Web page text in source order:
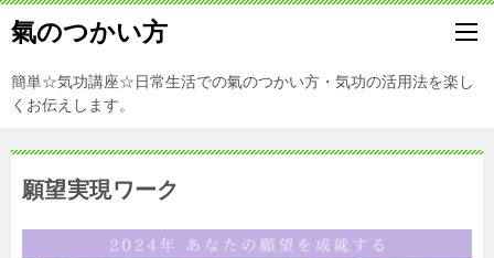
氣のつかい方
簡単☆気功講座☆日常生活での氣のつかい方・気功の活用法を楽し
くお伝えします。
願望実現ワーク